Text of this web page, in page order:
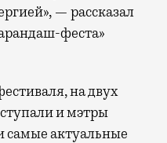
— рассказал
феста»
на двух
и мэтры
самые актуальные